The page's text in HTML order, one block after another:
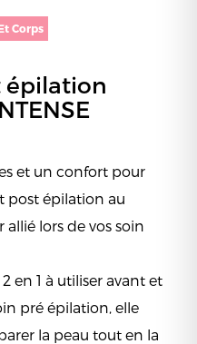
Corps
épilation
et un confort pour
post épilation au
lors de vos soin
en 1 à utiliser avant et
pré épilation, elle
la peau tout en la